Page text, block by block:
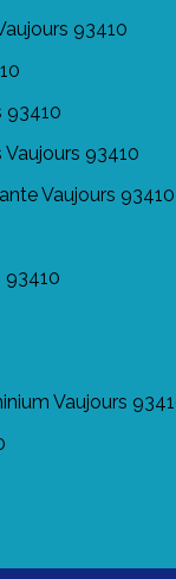
93410
93410
93410
Vaujours 93410
93410
Vaujours